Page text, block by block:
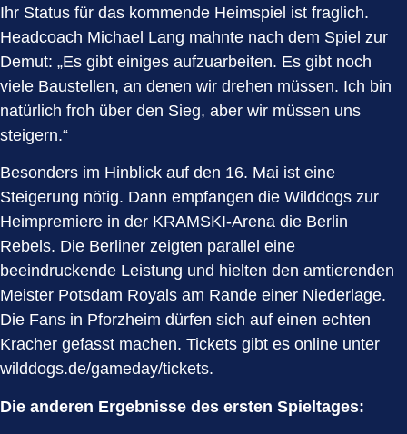
Ihr Status für das kommende Heimspiel ist fraglich.
Headcoach Michael Lang mahnte nach dem Spiel zur
Demut: „Es gibt einiges aufzuarbeiten. Es gibt noch
viele Baustellen, an denen wir drehen müssen. Ich bin
natürlich froh über den Sieg, aber wir müssen uns
steigern.“
Besonders im Hinblick auf den 16. Mai ist eine
Steigerung nötig. Dann empfangen die Wilddogs zur
Heimpremiere in der KRAMSKI-Arena die Berlin
Rebels. Die Berliner zeigten parallel eine
beeindruckende Leistung und hielten den amtierenden
Meister Potsdam Royals am Rande einer Niederlage.
Die Fans in Pforzheim dürfen sich auf einen echten
Kracher gefasst machen. Tickets gibt es online unter
wilddogs.de/gameday/tickets.
Die anderen Ergebnisse des ersten Spieltages: